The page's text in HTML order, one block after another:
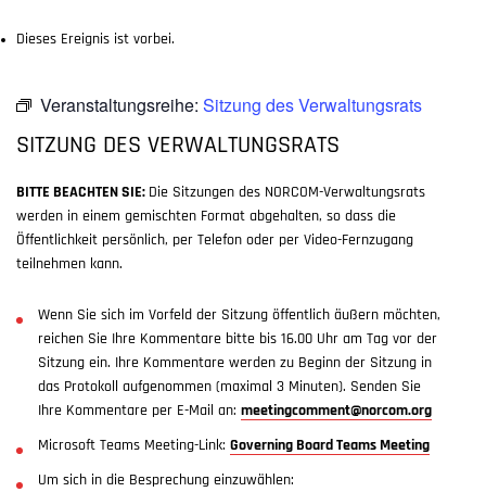
Dieses Ereignis ist vorbei.
Veranstaltungsreihe: Sitzung des Verwaltungsrats
SITZUNG DES VERWALTUNGSRATS
BITTE BEACHTEN SIE: Die Sitzungen des NORCOM-Verwaltungsrats
werden in einem gemischten Format abgehalten, so dass die
Öffentlichkeit persönlich, per Telefon oder per Video-Fernzugang
teilnehmen kann.
Wenn Sie sich im Vorfeld der Sitzung öffentlich äußern möchten,
reichen Sie Ihre Kommentare bitte bis 16.00 Uhr am Tag vor der
Sitzung ein. Ihre Kommentare werden zu Beginn der Sitzung in
das Protokoll aufgenommen (maximal 3 Minuten). Senden Sie
Ihre Kommentare per E-Mail an: meetingcomment@norcom.org
Microsoft Teams Meeting-Link: Governing Board Teams Meeting
Um sich in die Besprechung einzuwählen: